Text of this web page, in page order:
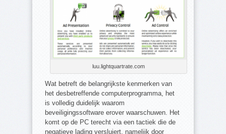
luu.lightquartrate.com
Wat betreft de belangrijkste kenmerken van
het desbetreffende computerprogramma, het
is volledig duidelijk waarom
beveiligingssoftware erover waarschuwen. Het
komt op de PC terecht via een tactiek die de
negatieve lading versluiert, namelijk door